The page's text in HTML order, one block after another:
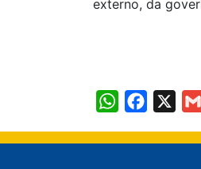
externo, da
WhatsAppFacebook